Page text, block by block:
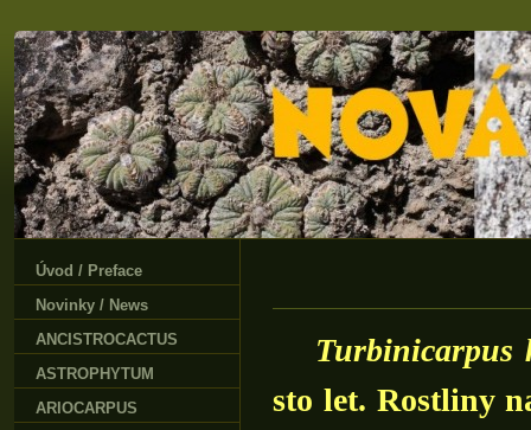
Turbinicarpus
sto let. Rostliny
Úvod / Preface
Novinky / News
ANCISTROCACTUS
ASTROPHYTUM
ARIOCARPUS